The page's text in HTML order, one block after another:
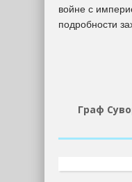
войне с
подробности
Граф